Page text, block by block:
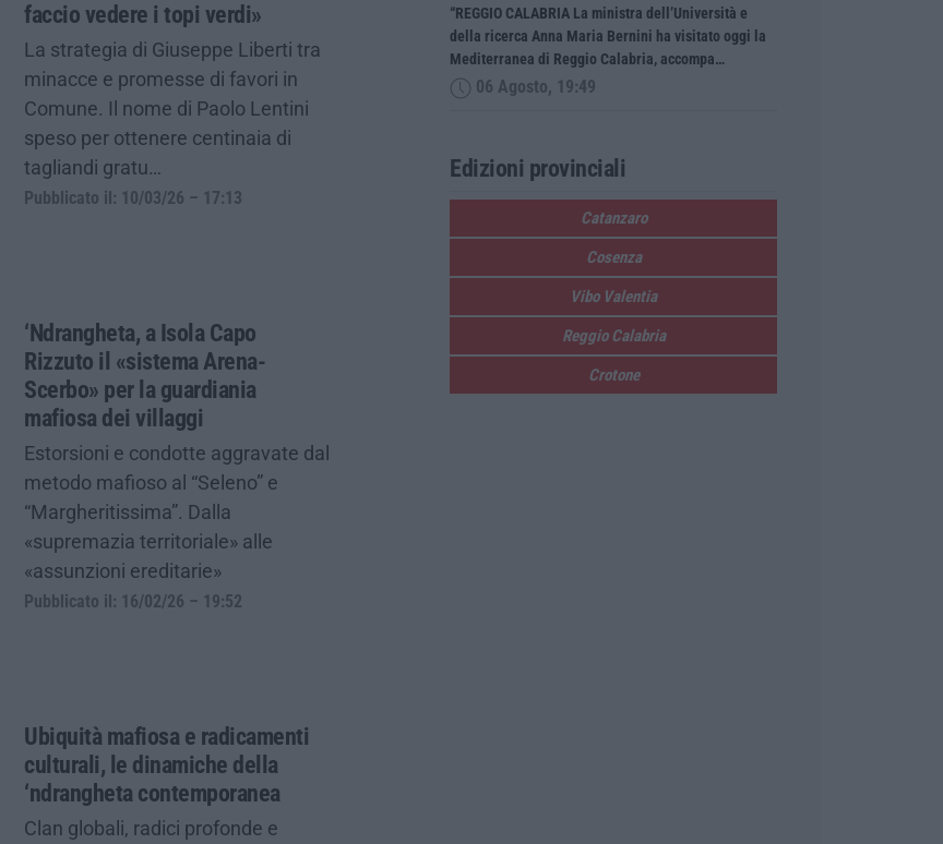
faccio vedere i topi verdi»
La strategia di Giuseppe Liberti tra
minacce e promesse di favori in
Comune. Il nome di Paolo Lentini
speso per ottenere centinaia di
tagliandi gratu…
Pubblicato il: 10/03/26 – 17:13
‘Ndrangheta, a Isola Capo
Rizzuto il «sistema Arena-
Scerbo» per la guardiania
mafiosa dei villaggi
Estorsioni e condotte aggravate dal
metodo mafioso al “Seleno” e
“Margheritissima”. Dalla
«supremazia territoriale» alle
«assunzioni ereditarie»
Pubblicato il: 16/02/26 – 19:52
Ubiquità mafiosa e radicamenti
culturali, le dinamiche della
‘ndrangheta contemporanea
Clan globali, radici profonde e
“REGGIO CALABRIA La ministra dell’Università e
della ricerca Anna Maria Bernini ha visitato oggi la
Mediterranea di Reggio Calabria, accompa…
06 Agosto, 19:49
Edizioni provinciali
Catanzaro
Cosenza
Vibo Valentia
Reggio Calabria
Crotone